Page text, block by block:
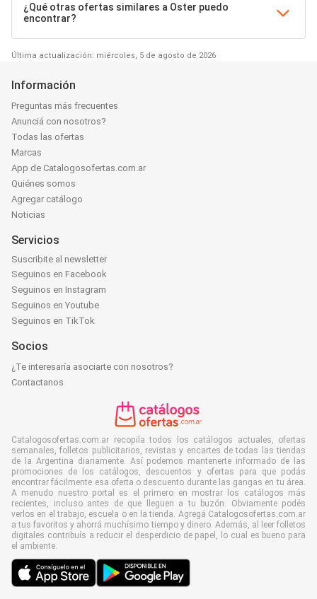
¿Qué otras ofertas similares a Oster puedo
encontrar?
Última actualización: miércoles, 5 de agosto de 2026
Información
Preguntas más frecuentes
Anunciá con nosotros?
Todas las ofertas
Marcas
App de Catalogosofertas.com.ar
Quiénes somos
Agregar catálogo
Noticias
Servicios
Suscribite al newsletter
Seguinos en Facebook
Seguinos en Instagram
Seguinos en Youtube
Seguinos en TikTok
Socios
¿Te interesaría asociarte con nosotros?
Contactanos
Catalogosofertas.com.ar recopila todos los catálogos actuales, ofertas
semanales, folletos publicitarios, revistas y encartes de todas las tiendas
de la Argentina diariamente. Así podemos mantenerte informado de las
promociones de los catálogos, descuentos y ofertas para que podás
encontrar fácilmente esa oferta o descuento durante las gangas en tu área.
A menudo nuestro portal es el primero en mostrar los catálogos más
recientes, incluso antes de que lleguen a tu buzón. Obviamente podés
verlos en el trabajo, escuela o en la tienda. Agregá Catalogosofertas.com.ar
a tus favoritos y ahorrá muchísimo tiempo y dinero. Además, al leer folletos
digitales contribuís a reducir el desperdicio de papel, lo cual es bueno para
el ambiente.